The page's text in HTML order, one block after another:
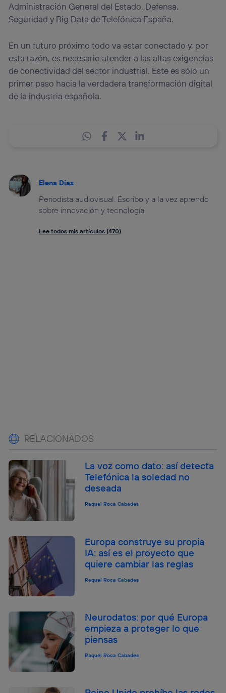
Administración General del Estado, Defensa,
Seguridad y Big Data de Telefónica España.
En un futuro próximo todo va estar conectado y, por
esta razón, es necesario atender a las altas exigencias
de conectividad del sector industrial. Este es sólo un
primer paso hacia la verdadera transformación digital
de la industria española.
Elena Díaz
Periodista audiovisual. Escribo y a la vez aprendo
sobre innovación y tecnología.
Lee todos mis artículos (470)
RELACIONADOS
La voz como dato: así detecta
Telefónica la soledad no
deseada
Raquel Roca Cabades
Europa construye su propia
IA: así es el proyecto que
quiere cambiar las reglas
Raquel Roca Cabades
Neurodatos: por qué Europa
empieza a proteger lo que
piensas
Raquel Roca Cabades